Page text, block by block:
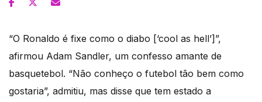
“O Ronaldo é fixe como o diabo [‘cool as hell’]”,
afirmou Adam Sandler, um confesso amante de
basquetebol. “Não conheço o futebol tão bem como
gostaria”, admitiu, mas disse que tem estado a